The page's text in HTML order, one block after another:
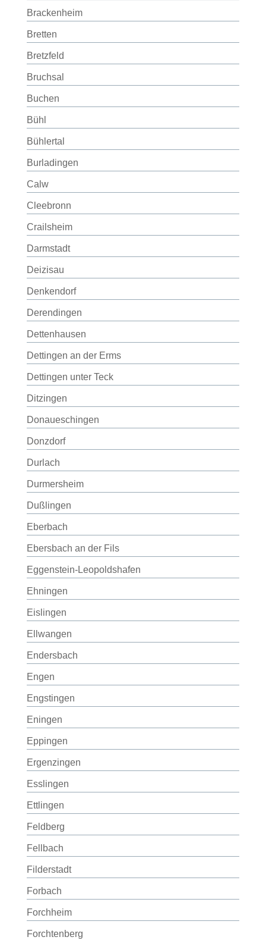
Brackenheim
Bretten
Bretzfeld
Bruchsal
Buchen
Bühl
Bühlertal
Burladingen
Calw
Cleebronn
Crailsheim
Darmstadt
Deizisau
Denkendorf
Derendingen
Dettenhausen
Dettingen an der Erms
Dettingen unter Teck
Ditzingen
Donaueschingen
Donzdorf
Durlach
Durmersheim
Dußlingen
Eberbach
Ebersbach an der Fils
Eggenstein-Leopoldshafen
Ehningen
Eislingen
Ellwangen
Endersbach
Engen
Engstingen
Eningen
Eppingen
Ergenzingen
Esslingen
Ettlingen
Feldberg
Fellbach
Filderstadt
Forbach
Forchheim
Forchtenberg